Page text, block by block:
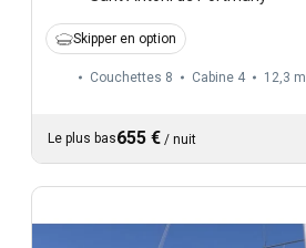
Skipper en option
Couchettes 8 Cabine 4 12,3 m
Le plus bas655 € / nuit